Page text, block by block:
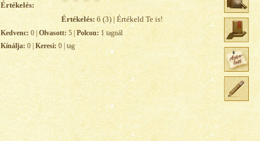
Értékelés:
Értékelés:6 (3) | Értékeld Te is!
Kedvenc: 0 | Olvasott: 5 | Polcon: 1 tagnál
Kínálja: 0 | Keresi: 0 | tag